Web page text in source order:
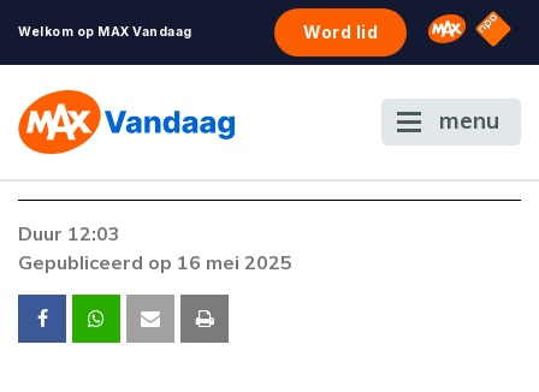
Welkom op MAX Vandaag Word lid Omroep
NPO
menu
Er is een licentie-fout opgetreden. Als het
contact op met onze klantenservice.
Duur 12:03
Gepubliceerd op 16 mei 2025